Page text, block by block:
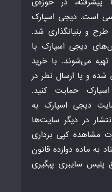
است. دیجی اسپارک
و بنیانگذاری شد.
دیجی اسپارک با
می‌شوند. با خرید
شده و یا ارسال نظر در
حمایت کنید.
دیجی اسپارک به
در دیگر سایت‌ها
مشاهده کپی برداری
به ماده دوازده قانون
پلیس سایبری پیگیری